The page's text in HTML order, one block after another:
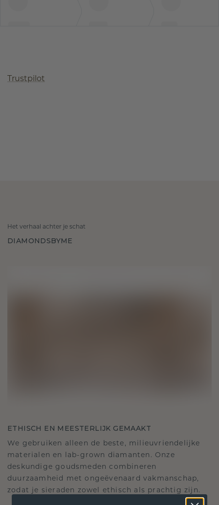
Trustpilot
Het verhaal achter je schat
DIAMONDSBYME
ETHISCH EN MEESTERLIJK GEMAAKT
We gebruiken alleen de beste, milieuvriendelijke
materialen en lab-grown diamanten. Onze
deskundige goudsmeden combineren
duurzaamheid met ongeëvenaard vakmanschap,
zodat je sieraden zowel ethisch als prachtig zijn.